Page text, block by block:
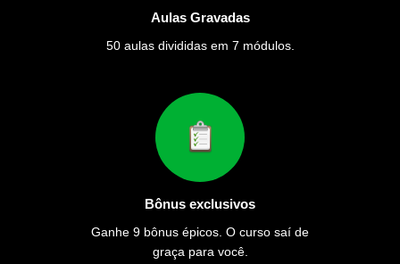
Aulas Gravadas
50 aulas divididas em 7 módulos.
Bônus exclusivos
Ganhe 9 bônus épicos. O curso saí de
graça para você.